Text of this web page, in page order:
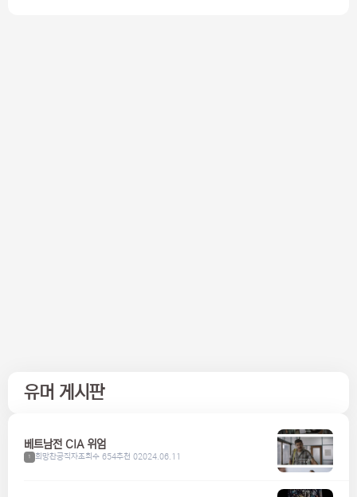
유머 게시판
베트남전 CIA 위엄
1 희망찬공직자조회수 654추천 02024.06.11